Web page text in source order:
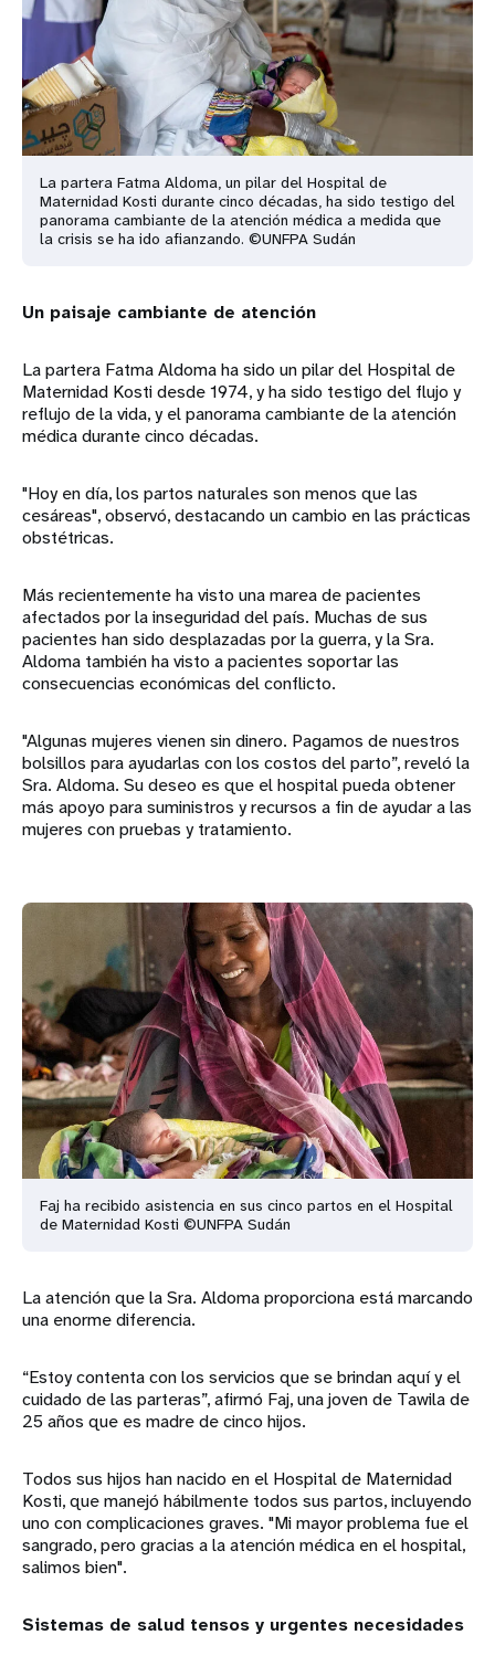
La partera Fatma Aldoma, un pilar del Hospital de
Maternidad Kosti durante cinco décadas, ha sido testigo del
panorama cambiante de la atención médica a medida que
la crisis se ha ido afianzando. ©UNFPA Sudán
Un paisaje cambiante de atención
La partera Fatma Aldoma ha sido un pilar del Hospital de
Maternidad Kosti desde 1974, y ha sido testigo del flujo y
reflujo de la vida, y el panorama cambiante de la atención
médica durante cinco décadas.
"Hoy en día, los partos naturales son menos que las
cesáreas", observó, destacando un cambio en las prácticas
obstétricas.
Más recientemente ha visto una marea de pacientes
afectados por la inseguridad del país. Muchas de sus
pacientes han sido desplazadas por la guerra, y la Sra.
Aldoma también ha visto a pacientes soportar las
consecuencias económicas del conflicto.
"Algunas mujeres vienen sin dinero. Pagamos de nuestros
bolsillos para ayudarlas con los costos del parto”, reveló la
Sra. Aldoma. Su deseo es que el hospital pueda obtener
más apoyo para suministros y recursos a fin de ayudar a las
mujeres con pruebas y tratamiento.
Faj ha recibido asistencia en sus cinco partos en el Hospital
de Maternidad Kosti ©UNFPA Sudán
La atención que la Sra. Aldoma proporciona está marcando
una enorme diferencia.
“Estoy contenta con los servicios que se brindan aquí y el
cuidado de las parteras”, afirmó Faj, una joven de Tawila de
25 años que es madre de cinco hijos.
Todos sus hijos han nacido en el Hospital de Maternidad
Kosti, que manejó hábilmente todos sus partos, incluyendo
uno con complicaciones graves. "Mi mayor problema fue el
sangrado, pero gracias a la atención médica en el hospital,
salimos bien".
Sistemas de salud tensos y urgentes necesidades